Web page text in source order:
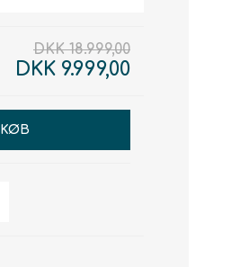
DKK 18.999,00
DKK 9.999,00
KØB